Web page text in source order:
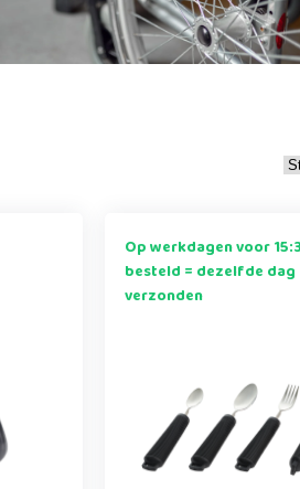
Op werkdagen voor
besteld = dezelfde dag
verzonden